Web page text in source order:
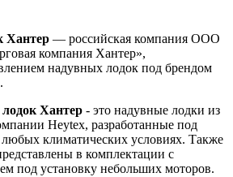
Хантер — российская компания ООО
компания Хантер»,
надувных лодок под брендом
Хантер - это надувные лодки из
Heytex, разработанные под
климатических условиях. Также
в комплектации с
под установку небольших моторов.